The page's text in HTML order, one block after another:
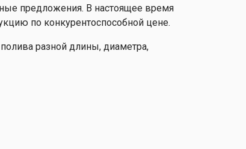
предложения. В настоящее время
по конкурентоспособной цене.
разной длины, диаметра,